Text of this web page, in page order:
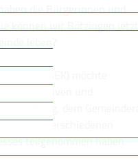
die Bürgerinnen und
können wir Bötzingen jetzt
leben?
(GEK) möchte
intensiven und
dem Gemeinderat
den verschiedenen
teilgenommen haben.